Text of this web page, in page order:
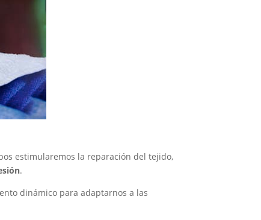
estimularemos la reparación del tejido,
.
dinámico para adaptarnos a las